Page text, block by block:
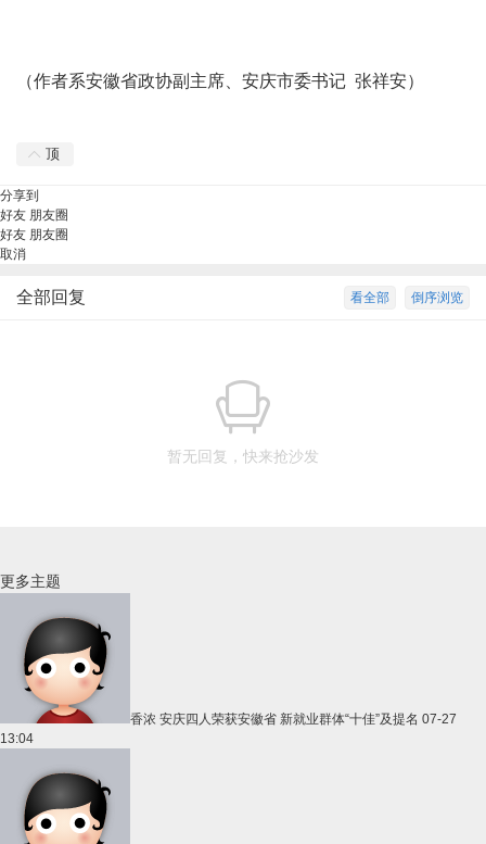
（作者系安徽省政协副主席、安庆市委书记 张祥安）
顶
分享到
好友 朋友圈
好友 朋友圈
取消
倒序浏览
看全部
全部回复
暂无回复，快来抢沙发
更多主题
香浓 安庆四人荣获安徽省 新就业群体“十佳”及提名 07-27
13:04